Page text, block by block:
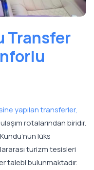
Transfer
yapılan transferler,
rotalarından biridir.
lüks
turizm tesisleri
talebi bulunmaktadır.